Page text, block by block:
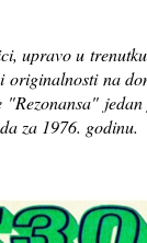
upravo u
originalnosti na
za 1976. godinu.